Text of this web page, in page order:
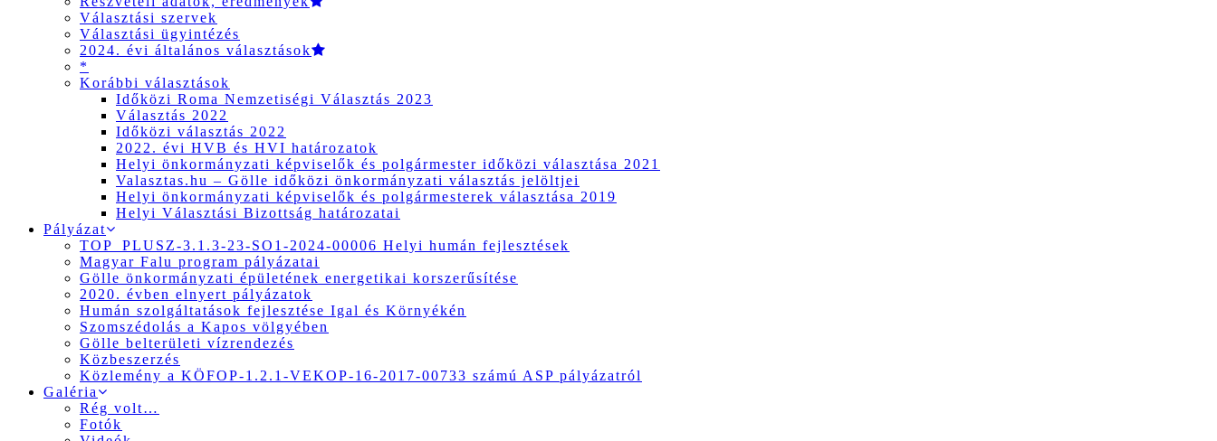
Választási szervek
Választási ügyintézés
2024. évi általános választások
*
Korábbi választások
Időközi Roma Nemzetiségi Választás 2023
Választás 2022
Időközi választás 2022
2022. évi HVB és HVI határozatok
Helyi önkormányzati képviselők és polgármester időközi választása 2021
Valasztas.hu – Gölle időközi önkormányzati választás jelöltjei
Helyi önkormányzati képviselők és polgármesterek választása 2019
Helyi Választási Bizottság határozatai
Pályázat
TOP_PLUSZ-3.1.3-23-SO1-2024-00006 Helyi humán fejlesztések
Magyar Falu program pályázatai
Gölle önkormányzati épületének energetikai korszerűsítése
2020. évben elnyert pályázatok
Humán szolgáltatások fejlesztése Igal és Környékén
Szomszédolás a Kapos völgyében
Gölle belterületi vízrendezés
Közbeszerzés
Közlemény a KÖFOP-1.2.1-VEKOP-16-2017-00733 számú ASP pályázatról
Galéria
Rég volt…
Fotók